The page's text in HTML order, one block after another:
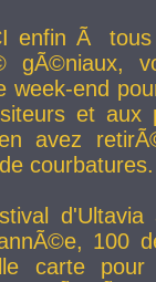
enfin Ã
gÃ©niaux,
week-end
et aux
avez
courbatures.
100
carte